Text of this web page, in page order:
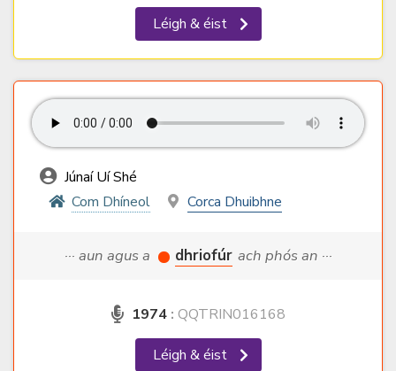
Léigh & éist
Júnaí Uí Shé
Com Dhíneol
Corca Dhuibhne
··· aun agus a dhriofúr ach phós an ···
1974 : QQTRIN016168
Léigh & éist